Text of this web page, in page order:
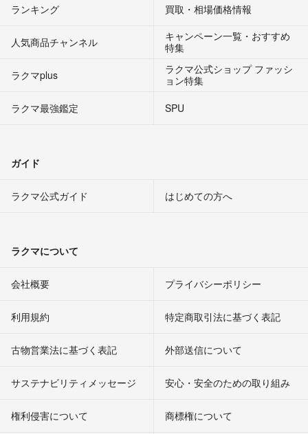
ランキング 買取・相場価格情報
人気商品チャンネル
キャンペーン一覧・おすすめ
特集
ラクマplus
ラクマ公式ショップ ファッシ
ョン特集
ラクマ最強鑑定
SPU
ガイド
ラクマ公式ガイド はじめての方へ
ラクマについて
会社概要 プライバシーポリシー
利用規約 特定商取引法に基づく表記
古物営業法に基づく表記 外部送信について
サステナビリティメッセージ 安心・安全のための取り組み
権利侵害について
商標権について